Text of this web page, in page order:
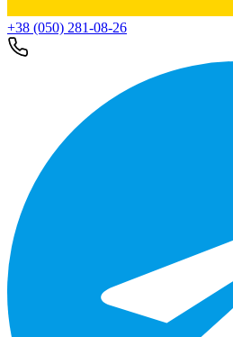
+38 (050) 281-08-26